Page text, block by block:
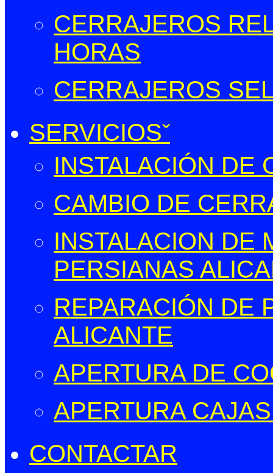
CERRAJEROS
HORAS
CERRAJEROS
SERVICIOS
INSTALACIÓN DE
CAMBIO DE
INSTALACION DE
PERSIANAS
REPARACIÓN DE
ALICANTE
APERTURA DE
APERTURA
CONTACTAR